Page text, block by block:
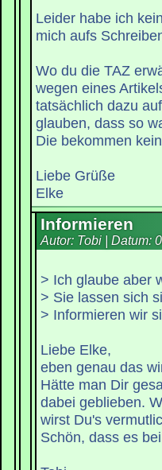
Leider habe ich
mich aufs
Wo du die TAZ
wegen eines
tatsächlich dazu
glauben, dass so
Die bekommen
Liebe Grüße
Elke
Informieren
Autor: Tobi | Datum:
> Ich glaube aber
> Sie lassen sich
> Informieren wir
Liebe Elke,
eben genau das
Hätte man Dir
dabei geblieben.
wirst Du's
Schön, dass es